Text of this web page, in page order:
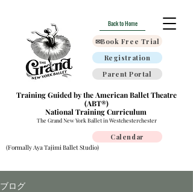
Back to Home
✉Book Free Trial
Registration
Parent Portal
Training Guided by the American Ballet Theatre
(ABT®)
National Training Curriculum
The Grand New York Ballet in Westchesterchester
Calendar
(Formally Aya Tajimi Ballet Studio)
ブログ